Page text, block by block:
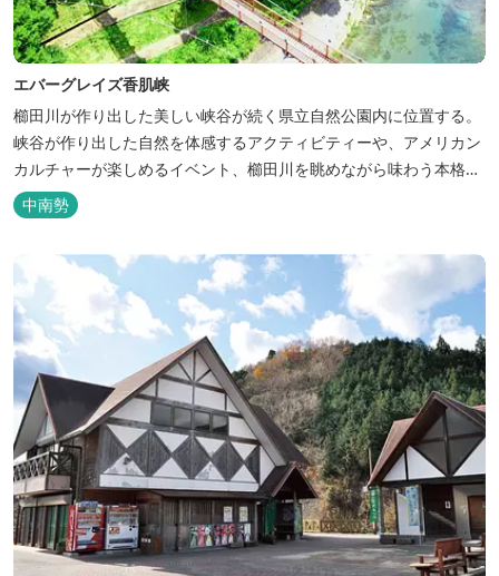
エバーグレイズ香肌峡
櫛田川が作り出した美しい峡谷が続く県立自然公園内に位置する。
峡谷が作り出した自然を体感するアクティビティーや、アメリカン
カルチャーが楽しめるイベント、櫛田川を眺めながら味わう本格的
なアメリカンＢＢＱを体験することができる。 松阪の観光情報は、
松阪観光インフォメーションサイト ワクワ...
中南勢